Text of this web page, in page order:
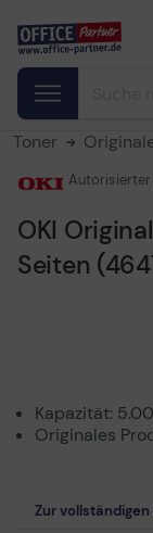
Toner
OKI
Seiten
Autorisierter
Kapazität:
Originales
Zur